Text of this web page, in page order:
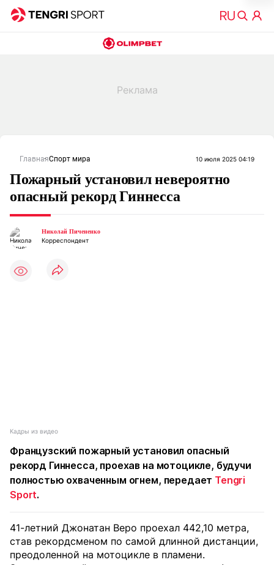
ГлавнаяСпорт мира 10 июля 2025 04:19
Пожарный установил невероятно
опасный рекорд Гиннесса
Николай Пичененко
Корреспондент
Кадры из видео
Французский пожарный установил опасный
рекорд Гиннесса, проехав на мотоцикле, будучи
полностью охваченным огнем, передает Tengri
Sport.
41-летний Джонатан Веро проехал 442,10 метра,
став рекордсменом по самой длинной дистанции,
преодоленной на мотоцикле в пламени.